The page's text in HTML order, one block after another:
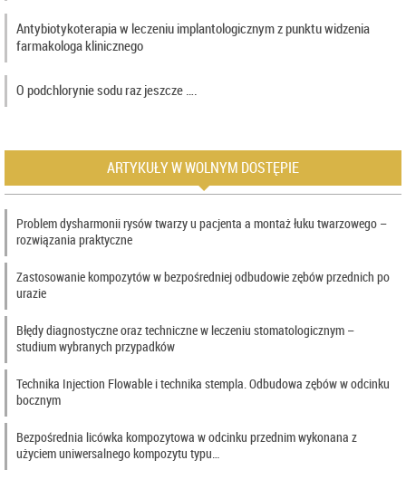
Antybiotykoterapia w leczeniu implantologicznym z punktu widzenia
farmakologa klinicznego
O podchlorynie sodu raz jeszcze ….
ARTYKUŁY W WOLNYM DOSTĘPIE
Problem dysharmonii rysów twarzy u pacjenta a montaż łuku twarzowego –
rozwiązania praktyczne
Zastosowanie kompozytów w bezpośredniej odbudowie zębów przednich po
urazie
Błędy diagnostyczne oraz techniczne w leczeniu stomatologicznym –
studium wybranych przypadków
Technika Injection Flowable i technika stempla. Odbudowa zębów w odcinku
bocznym
Bezpośrednia licówka kompozytowa w odcinku przednim wykonana z
użyciem uniwersalnego kompozytu typu…